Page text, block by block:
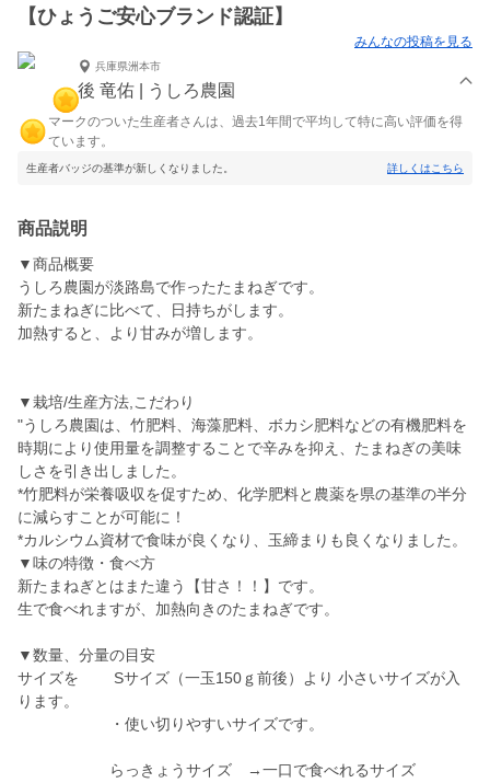
【ひょうご安心ブランド認証】
みんなの投稿を見る
兵庫県洲本市
後 竜佑 | うしろ農園
マークのついた生産者さんは、過去1年間で平均して特に高い評価を得
ています。
生産者バッジの基準が新しくなりました。 詳しくはこちら
商品説明
▼商品概要
うしろ農園が淡路島で作ったたまねぎです。
新たまねぎに比べて、日持ちがします。
加熱すると、より甘みが増します。
▼栽培/生産方法,こだわり
"うしろ農園は、竹肥料、海藻肥料、ボカシ肥料などの有機肥料を
時期により使用量を調整することで辛みを抑え、たまねぎの美味
しさを引き出しました。
*竹肥料が栄養吸収を促すため、化学肥料と農薬を県の基準の半分
に減らすことが可能に！
*カルシウム資材で食味が良くなり、玉締まりも良くなりました。
▼味の特徴・食べ方
新たまねぎとはまた違う【甘さ！！】です。
生で食べれますが、加熱向きのたまねぎです。
▼数量、分量の目安
サイズを Sサイズ（一玉150ｇ前後）より 小さいサイズが入
ります。
・使い切りやすいサイズです。
らっきょうサイズ →一口で食べれるサイズ